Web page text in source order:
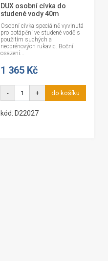
DUX osobní cívka do
studené vody 40m
Osobní cívka speciálně vyvinutá
pro potápění ve studené vodě s
použitím suchých a
neoprénových rukavic. Boční
osazení...
1 365 Kč
- + do košíku
kód: D22027